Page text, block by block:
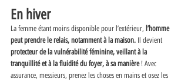
En hiver
La femme étant moins disponible pour l’extérieur, l’homme
peut prendre le relais, notamment à la maison. Il devient
protecteur de la vulnérabilité féminine, veillant à la
tranquillité et à la fluidité du foyer, à sa manière ! Avec
assurance, messieurs, prenez les choses en mains et osez les